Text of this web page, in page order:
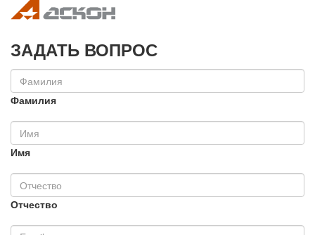
ЗАДАТЬ ВОПРОС
Фамилия
Имя
Отчество